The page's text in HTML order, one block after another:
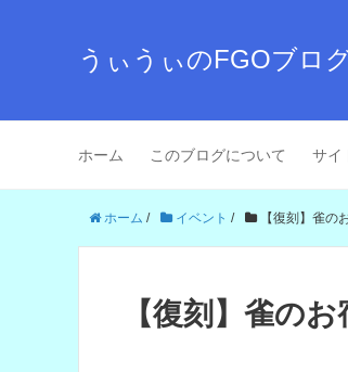
うぃうぃのFGOブロ
ホーム このブログについて サイ
ホーム / イベント / 【復刻】雀の
【復刻】雀の